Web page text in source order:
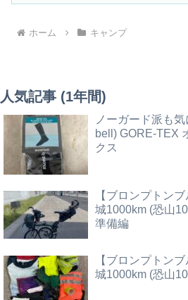
ホーム キャンプ
人気記事 (1年間)
ノーガード派も
bell) GORE-TEX
クス
【ブロンプトン
城1000km (恐山
準備編
【ブロンプトン
城1000km (恐山